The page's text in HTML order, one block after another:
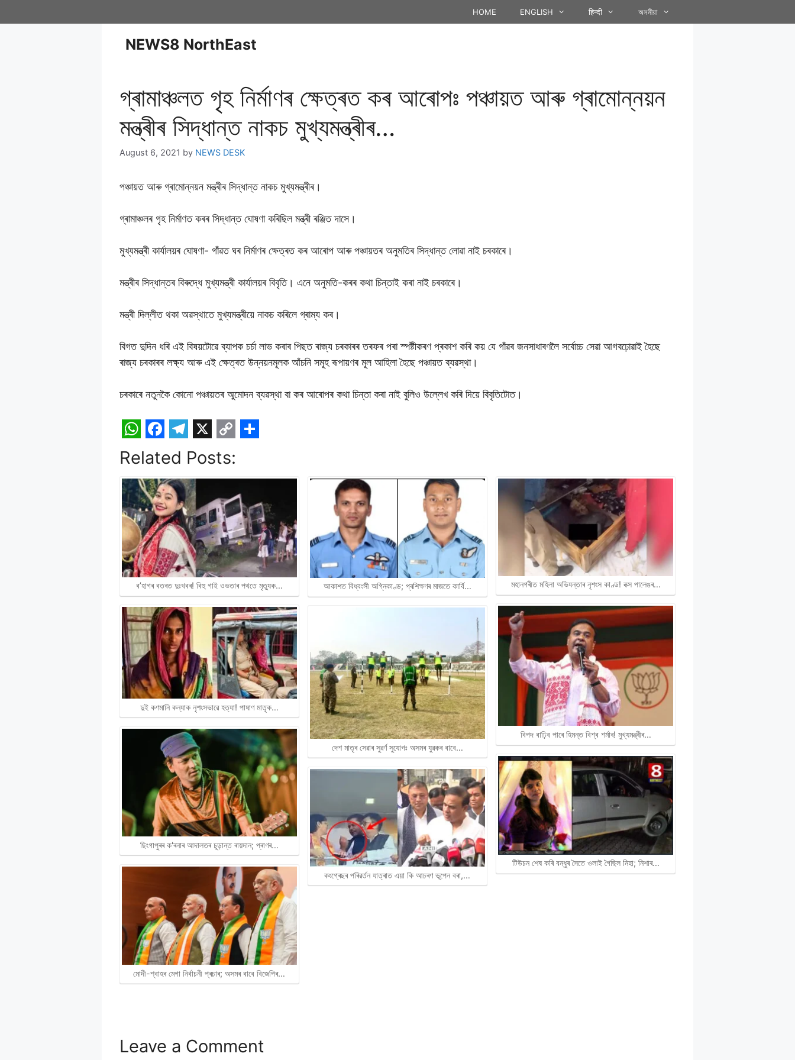
HOME ENGLISH हिन्दी অসমীয়া
NEWS8 NorthEast
গ্ৰামাঞ্চলত গৃহ নিৰ্মাণৰ ক্ষেত্ৰত কৰ আৰোপঃ পঞ্চায়ত আৰু গ্ৰামোন্নয়ন
মন্ত্ৰীৰ সিদ্ধান্ত নাকচ মুখ্যমন্ত্ৰীৰ…
August 6, 2021 by NEWS DESK
পঞ্চায়ত আৰু গ্ৰামোন্নয়ন মন্ত্ৰীৰ সিদ্ধান্ত নাকচ মুখ্যমন্ত্ৰীৰ।
গ্ৰামাঞ্চলৰ গৃহ নিৰ্মাণত কৰৰ সিদ্ধান্ত ঘোষণা কৰিছিল মন্ত্ৰী ৰঞ্জিত দাসে।
মুখ্যমন্ত্ৰী কাৰ্যালয়ৰ ঘোষণা- গাঁৱত ঘৰ নিৰ্মাণৰ ক্ষেত্ৰত কৰ আৰোপ আৰু পঞ্চায়তৰ অনুমতিৰ সিদ্ধান্ত লোৱা নাই চৰকাৰে।
মন্ত্ৰীৰ সিদ্ধান্তৰ বিৰুদ্ধে মুখ্যমন্ত্ৰী কাৰ্যালয়ৰ বিবৃতি। এনে অনুমতি-কৰৰ কথা চিন্তাই কৰা নাই চৰকাৰে।
মন্ত্ৰী দিল্লীত থকা অৱস্থাতে মুখ্যমন্ত্ৰীয়ে নাকচ কৰিলে গ্ৰাম্য কৰ।
বিগত দুদিন ধৰি এই বিষয়টোৱে ব্যাপক চৰ্চা লাভ কৰাৰ পিছত ৰাজ্য চৰকাৰৰ তৰফৰ পৰা স্পষ্টীকৰণ প্ৰকাশ কৰি কয় যে গাঁৱৰ জনসাধাৰণলৈ সৰ্বোচ্চ সেৱা আগবঢ়োৱাই হৈছে
ৰাজ্য চৰকাৰৰ লক্ষ্য আৰু এই ক্ষেত্ৰত উন্নয়নমূলক আঁচনি সমূহ ৰূপায়ণৰ মূল আহিলা হৈছে পঞ্চায়ত ব্যৱস্থা।
চৰকাৰে নতুনকৈ কোনো পঞ্চায়তৰ অুমোদন ব্যৱস্থা বা কৰ আৰোপৰ কথা চিন্তা কৰা নাই বুলিও উল্লেখ কৰি দিয়ে বিবৃতিটোত।
W
h
a
t
s
A
p
p
F
a
c
e
b
o
o
k
T
e
l
e
g
a
m
X
C
o
p
y
L
i
n
k
a
r
e
Related Posts:
ব’হাগৰ বতৰত দুঃখবৰ! বিহু গাই ওভতাৰ পথতে মৃত্যুক…
দুই কণমানি কন্যাক নৃশংসভাৱে হত্যা! পাষাণ মাতৃক…
ছিংগাপুৰৰ ক'ৰনাৰ আদালতৰ চূড়ান্ত ৰায়দান; প্ৰাণৰ…
মোদী-শ্বাহৰ মেগা নিৰ্বাচনী প্ৰচাৰ; অসমৰ বাবে বিজেপিৰ…
আকাশত বিধ্বংসী অগ্নিকাণ্ড; প্ৰশিক্ষণৰ মাজতে কাৰ্বি…
দেশ মাতৃৰ সেৱাৰ সুৱৰ্ণ সুযোগঃ অসমৰ যুৱকৰ বাবে…
কংগ্ৰেছৰ পৰিৱৰ্তন যাত্ৰাত এয়া কি আচৰণ ভূপেন বৰা,…
মহানগৰীত মহিলা অভিযন্তাৰ নৃশংস কাণ্ড! বক্স পালেঙৰ…
বিপদ বাঢ়িব পাৰে হিমন্ত বিশ্ব শৰ্মাৰ! মুখ্যমন্ত্ৰীৰ…
টিউচন শেষ কৰি বন্ধুৰ সৈতে ওলাই গৈছিল নিহা; নিশাৰ…
Leave a Comment